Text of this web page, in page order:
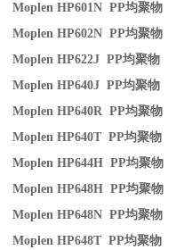
Moplen HP601N PP均聚物
Moplen HP602N PP均聚物
Moplen HP622J PP均聚物
Moplen HP640J PP均聚物
Moplen HP640R PP均聚物
Moplen HP640T PP均聚物
Moplen HP644H PP均聚物
Moplen HP648H PP均聚物
Moplen HP648N PP均聚物
Moplen HP648T PP均聚物